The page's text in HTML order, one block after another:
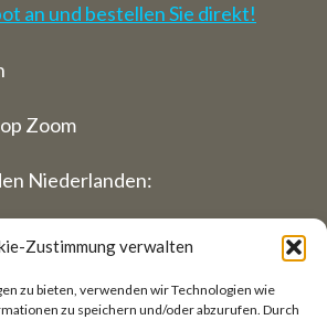
Zustimmung verwalten
zu bieten, verwenden wir Technologien wie
zu speichern und/oder abzurufen. Durch
an und bestellen Sie direkt!
Zoom
Niederlanden: